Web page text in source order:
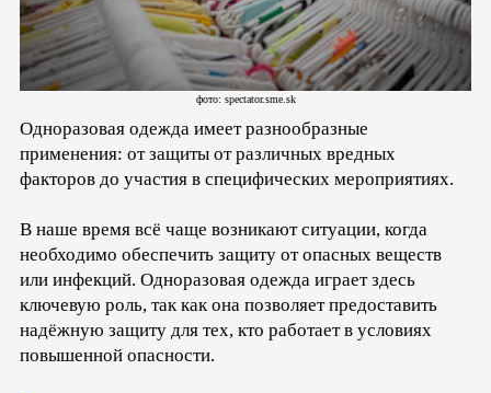
фото: spectator.sme.sk
Одноразовая одежда имеет разнообразные
применения: от защиты от различных вредных
факторов до участия в специфических мероприятиях.
В наше время всё чаще возникают ситуации, когда
необходимо обеспечить защиту от опасных веществ
или инфекций. Одноразовая одежда играет здесь
ключевую роль, так как она позволяет предоставить
надёжную защиту для тех, кто работает в условиях
повышенной опасности.